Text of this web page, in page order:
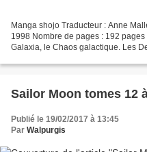
Manga shojo Traducteur : Anne
1998 Nombre de pages : 192
Galaxia, le Chaos galactique. Les
Sailor Moon tomes 12
Publié le 19/02/2017 à 13:45
Par Walpurgis